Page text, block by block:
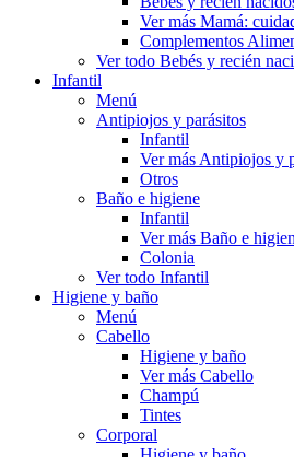
Ver más Mamá:
Complementos
Ver todo Bebés y recién
Infantil
Menú
Antipiojos y parásitos
Infantil
Ver más Antipiojos y
Otros
Baño e higiene
Infantil
Ver más Baño e
Colonia
Ver todo Infantil
Higiene y baño
Menú
Cabello
Higiene y baño
Ver más Cabello
Champú
Tintes
Corporal